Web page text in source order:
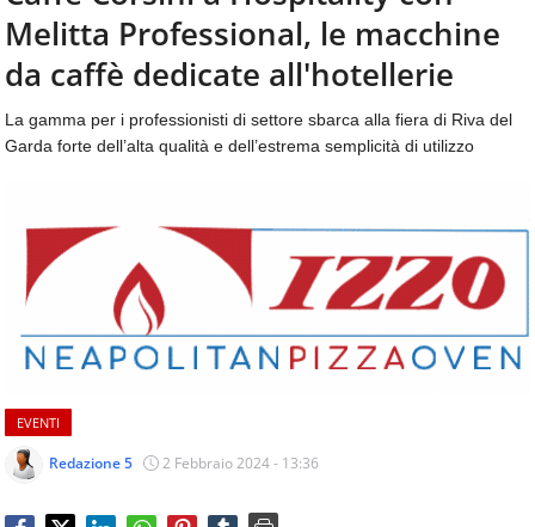
aggiornamenti
quotidiani
temi
come
ospitalità,
beverage,
catering
e
quotidiani
sul
dell'alimentazione,
dei
consumi
del
CONTATTI
Melitta Professional, le macchine
da caffè dedicate all'hotellerie
La gamma per i professionisti di settore sbarca alla fiera di Riva del
Garda forte dell’alta qualità e dell’estrema semplicità di utilizzo
EVENTI
Redazione 5 2 Febbraio 2024 - 13:36